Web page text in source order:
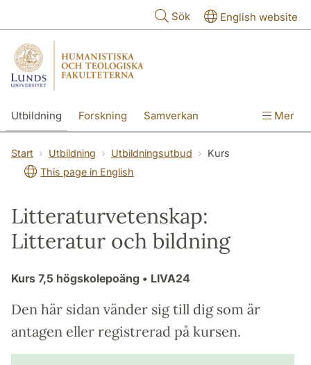
Sök English website
Utbildning Forskning Samverkan Mer
Start Utbildning Utbildningsutbud
Kurs
This page in English
Litteraturvetenskap:
Litteratur och bildning
Kurs 7,5 högskolepoäng • LIVA24
Den här sidan vänder sig till dig som är
antagen eller registrerad på kursen.